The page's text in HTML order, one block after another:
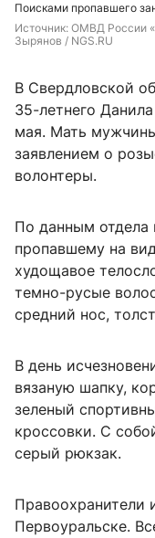
Поисками пропавшего
Источник: ОМВД России
Зырянов / NGS.RU
В Свердловской
35-летнего
мая. Мать
заявлением о
волонтеры.
По данным отдела
пропавшему на
худощавое
темно-русые
средний нос,
В день
вязаную шапку,
зеленый
кроссовки. С
серый рюкзак.
Правоохранители
Первоуральске.